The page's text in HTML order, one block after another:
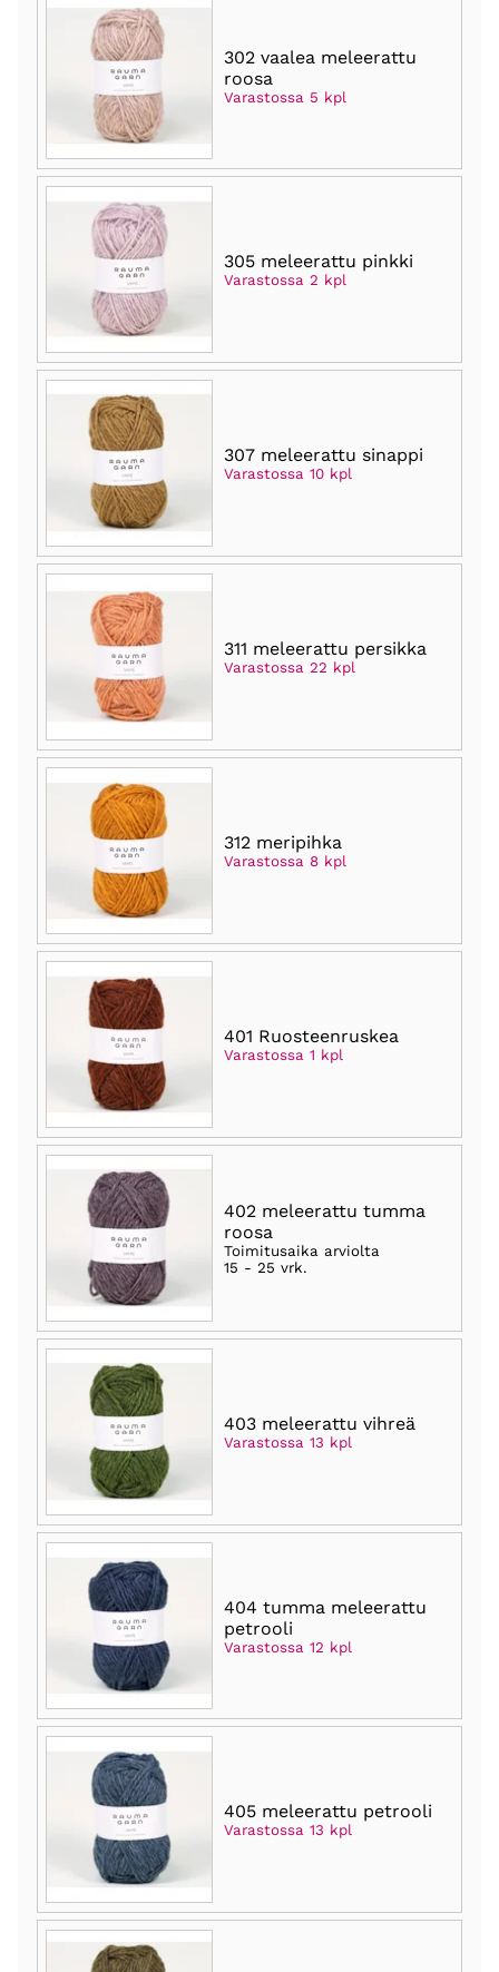
302 vaalea meleerattu
roosa
Varastossa 5 kpl
305 meleerattu pinkki
Varastossa 2 kpl
307 meleerattu sinappi
Varastossa 10 kpl
311 meleerattu persikka
Varastossa 22 kpl
312 meripihka
Varastossa 8 kpl
401 Ruosteenruskea
Varastossa 1 kpl
402 meleerattu tumma
roosa
Toimitusaika arviolta
15 - 25 vrk.
403 meleerattu vihreä
Varastossa 13 kpl
404 tumma meleerattu
petrooli
Varastossa 12 kpl
405 meleerattu petrooli
Varastossa 13 kpl